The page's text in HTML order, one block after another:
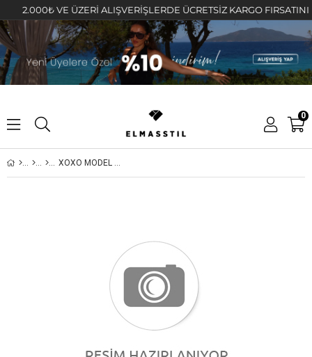
2.000₺ VE ÜZERİ ALIŞVERİŞLERDE ÜCRETSİZ KARGO FIRSATINI
0
XOXO MODEL YÜZÜK